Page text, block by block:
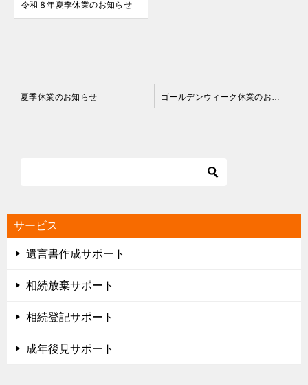
令和８年夏季休業のお知らせ
シ
ョ
夏季休業のお知らせ ゴールデンウィーク休業のお知らせ
サービス
遺言書作成サポート
相続放棄サポート
相続登記サポート
成年後見サポート